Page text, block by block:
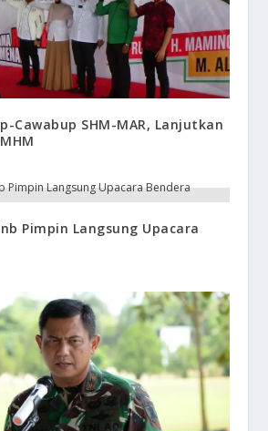
Cawabup SHM-MAR, Lanjutkan
Pimpin Langsung Upacara